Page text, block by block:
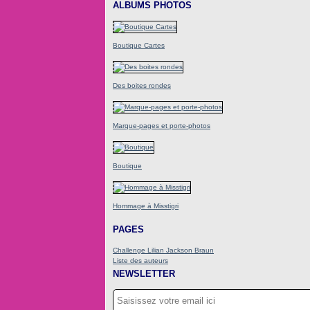
ALBUMS PHOTOS
Boutique Cartes
Des boites rondes
Marque-pages et porte-photos
Boutique
Hommage à Misstigri
PAGES
Challenge Lilian Jackson Braun
Liste des auteurs
NEWSLETTER